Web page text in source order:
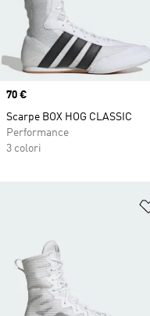
Price
70 €
Scarpe BOX HOG CLASSIC
Performance
3 colori